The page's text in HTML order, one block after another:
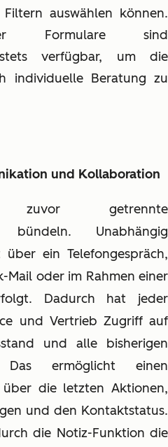
auswählen können.
Formulare sind
stets verfügbar, um die
individuelle Beratung zu
und Kollaboration
zuvor getrennte
bündeln. Unabhängig
ein Telefongespräch,
Mail oder im Rahmen einer
Dadurch hat jeder
und Vertrieb Zugriff auf
und alle bisherigen
Das ermöglicht einen
über die letzten Aktionen,
und den Kontaktstatus.
die Notiz-Funktion die